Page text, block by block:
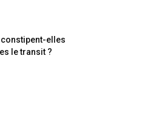
constipent-elles
le transit ?